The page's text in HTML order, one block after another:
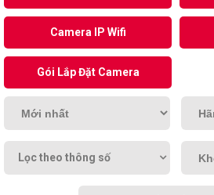
Camera IP Wifi
Gói Lắp Đặt Camera
Lọc theo thông số